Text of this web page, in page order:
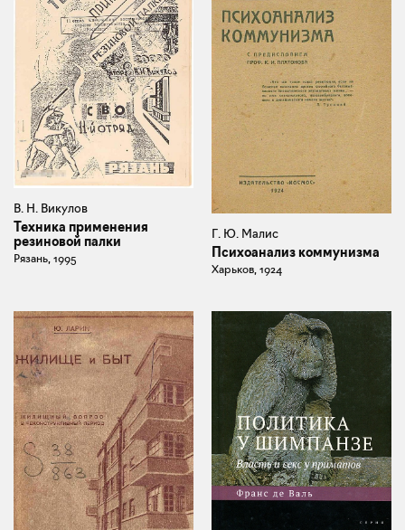
В. Н. Викулов
Техника применения
резиновой палки
Рязань, 1995
Г. Ю. Малис
Психоанализ коммунизма
Харьков, 1924